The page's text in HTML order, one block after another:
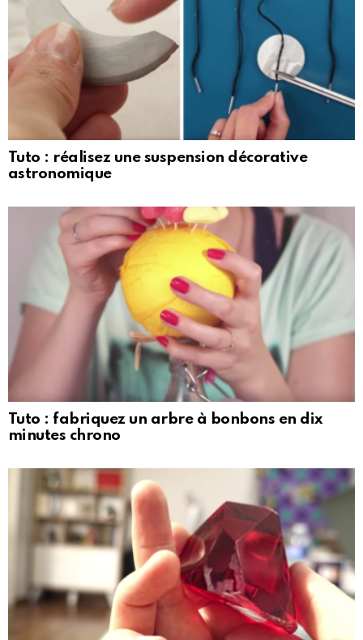
Tuto : réalisez une suspension décorative
astronomique
Tuto : fabriquez un arbre à bonbons en dix
minutes chrono